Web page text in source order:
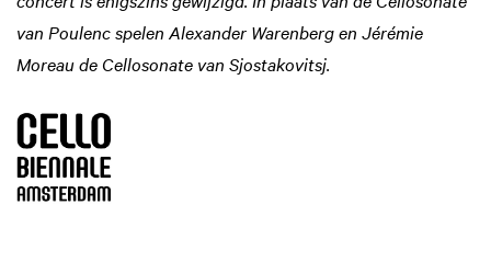
van Poulenc spelen Alexander Warenberg en Jérémie
Moreau de Cellosonate van Sjostakovitsj.